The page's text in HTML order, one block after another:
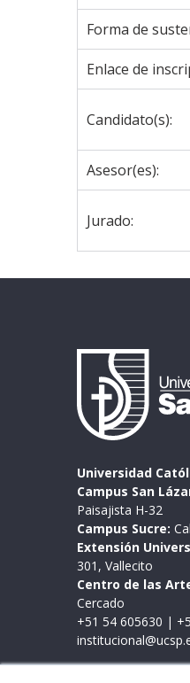
Forma de
Enlace de
Candidato(s):
Asesor(es):
Jurado:
Universidad
Campus San
Paisajista H-32
Campus Sucre:
Extensión
301, Vallecito
Centro de las
Cercado
+51 54 605630 |